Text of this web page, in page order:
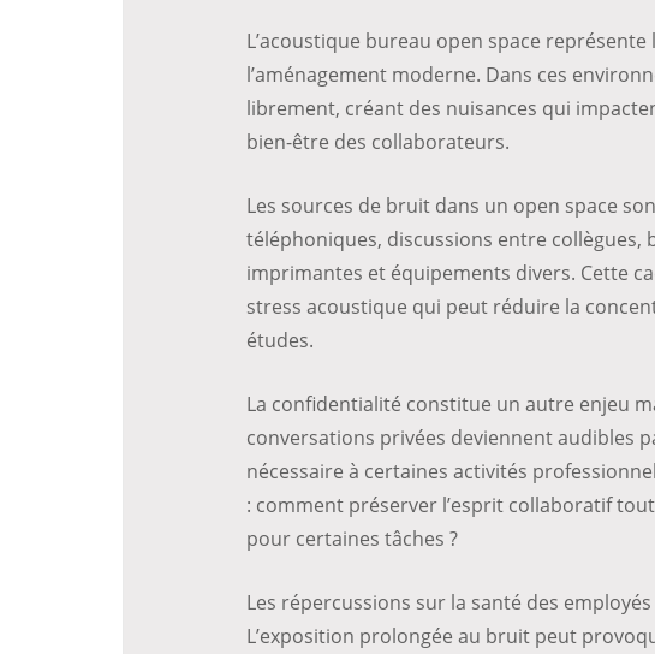
L’acoustique bureau open space représente
l’aménagement moderne. Dans ces
librement, créant des nuisances qui
bien-être des collaborateurs.
Les sources de bruit dans un open space
téléphoniques, discussions entre collègues,
imprimantes et équipements divers. Cette
stress acoustique qui peut réduire la
études.
La confidentialité constitue un autre enjeu
conversations privées deviennent audibles
nécessaire à certaines activités
: comment préserver l’esprit collaboratif
pour certaines tâches ?
Les répercussions sur la santé des
L’exposition prolongée au bruit peut